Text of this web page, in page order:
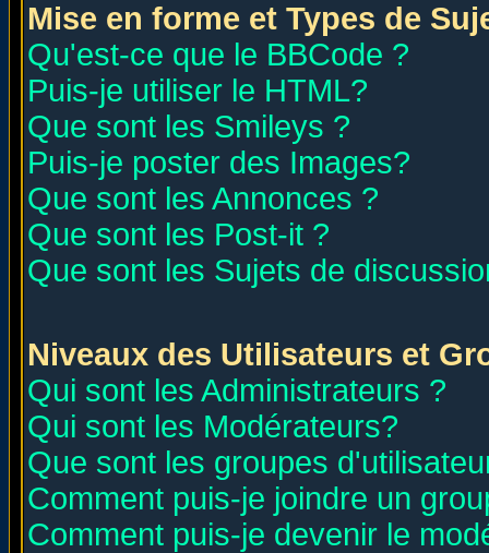
Mise en forme et Types de
Qu'est-ce que le BBCode ?
Puis-je utiliser le HTML?
Que sont les Smileys ?
Puis-je poster des Images?
Que sont les Annonces ?
Que sont les Post-it ?
Que sont les Sujets de
Niveaux des Utilisateurs et
Qui sont les Administrateurs ?
Qui sont les Modérateurs?
Que sont les groupes
Comment puis-je joindre un
Comment puis-je devenir le